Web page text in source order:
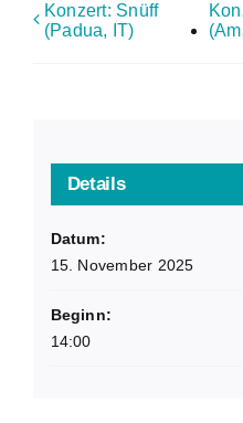
Konzert: Snüff
(Padua, IT)
Details
Datum:
15. November 2025
Beginn:
14:00